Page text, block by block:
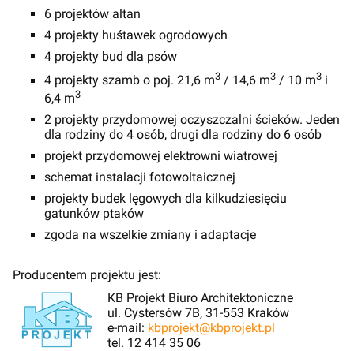
6 projektów altan
4 projekty huśtawek ogrodowych
4 projekty bud dla psów
4 projekty szamb o poj. 21,6 m3 / 14,6 m3 / 10 m3 i
6,4 m3
2 projekty przydomowej oczyszczalni ścieków. Jeden
dla rodziny do 4 osób, drugi dla rodziny do 6 osób
projekt przydomowej elektrowni wiatrowej
schemat instalacji fotowoltaicznej
projekty budek lęgowych dla kilkudziesięciu
gatunków ptaków
zgoda na wszelkie zmiany i adaptacje
Producentem projektu jest:
KB Projekt Biuro Architektoniczne
ul. Cystersów 7B, 31-553 Kraków
e-mail: kbprojekt@kbprojekt.pl
tel. 12 414 35 06